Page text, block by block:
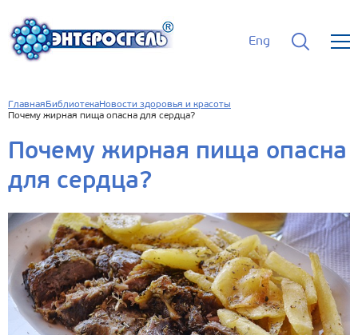
Eng
Главная БиблиотекаНовости здоровья и красоты
Почему жирная пища опасна для сердца?
Почему жирная пища опасна
для сердца?